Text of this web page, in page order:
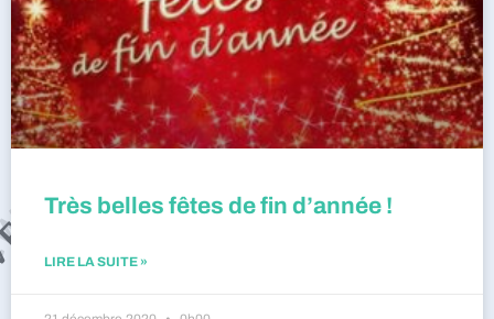
Très belles fêtes de fin d’année !
LIRE LA SUITE »